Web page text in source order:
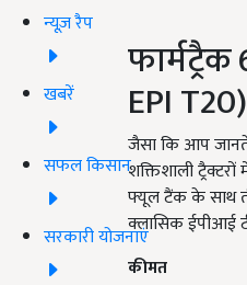
न्यूज़ रैप
खबरें
सफल किसान
सरकारी योजनाएं
EPI T20)
जैसा कि आप जानते
शक्तिशाली
फ्यूल टैंक के साथ
क्लासिक ईपीआई
कीमत